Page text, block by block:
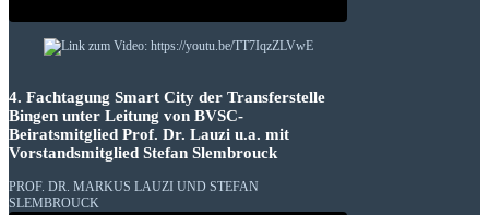
4. Fachtagung Smart City der Transferstelle
Bingen unter Leitung von BVSC-
Beiratsmitglied Prof. Dr. Lauzi u.a. mit
Vorstandsmitglied Stefan Slembrouck
PROF. DR. MARKUS LAUZI UND STEFAN
SLEMBROUCK